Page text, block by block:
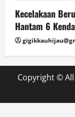
Kecelakaan
Hantam 6
Copyright ©